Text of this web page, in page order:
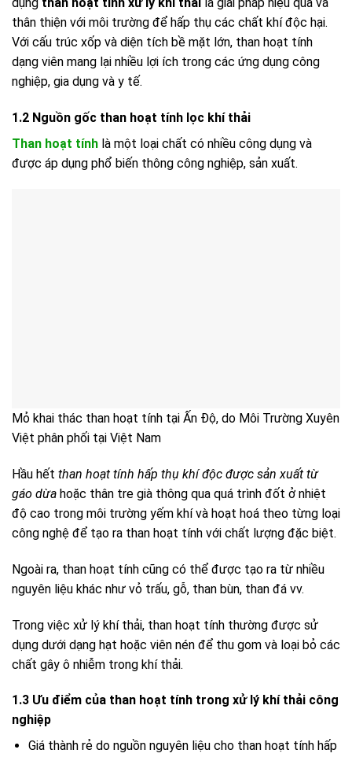
thân thiện với môi trường để hấp thụ các chất khí độc hại.
Với cấu trúc xốp và diện tích bề mặt lớn, than hoạt tính
dạng viên mang lại nhiều lợi ích trong các ứng dụng công
nghiệp, gia dụng và y tế.
1.2 Nguồn gốc than hoạt tính lọc khí thải
Than hoạt tính là một loại chất có nhiều công dụng và
được áp dụng phổ biến thông công nghiệp, sản xuất.
Mỏ khai thác than hoạt tính tại Ấn Độ, do Môi Trường Xuyên
Việt phân phối tại Việt Nam
Hầu hết than hoạt tính hấp thụ khí độc được sản xuất từ
gáo dừa hoặc thân tre già thông qua quá trình đốt ở nhiệt
độ cao trong môi trường yếm khí và hoạt hoá theo từng loại
công nghệ để tạo ra than hoạt tính với chất lượng đặc biệt.
Ngoài ra, than hoạt tính cũng có thể được tạo ra từ nhiều
nguyên liệu khác như vỏ trấu, gỗ, than bùn, than đá vv.
Trong việc xử lý khí thải, than hoạt tính thường được sử
dụng dưới dạng hạt hoặc viên nén để thu gom và loại bỏ các
chất gây ô nhiễm trong khí thải.
1.3 Ưu điểm của than hoạt tính trong xử lý khí thải công
nghiệp
Giá thành rẻ do nguồn nguyên liệu cho than hoạt tính hấp